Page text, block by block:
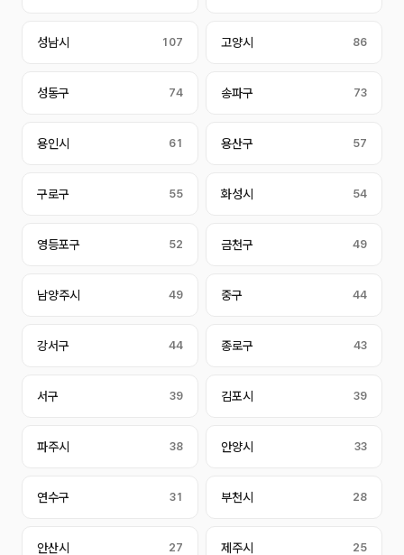
성남시 107 고양시 86
성동구 74 송파구 73
용인시 61 용산구 57
구로구 55 화성시 54
영등포구 52 금천구 49
남양주시 49 중구 44
강서구 44 종로구 43
서구 39 김포시 39
파주시 38 안양시 33
연수구 31 부천시 28
안산시 27 제주시 25